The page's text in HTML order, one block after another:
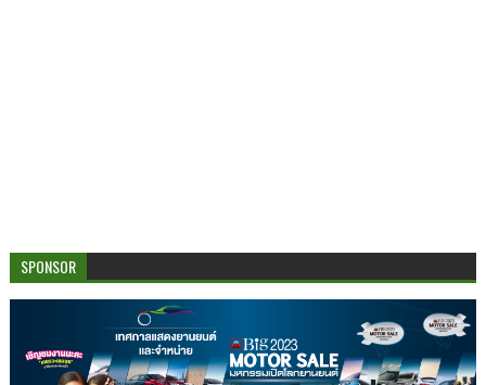
SPONSOR